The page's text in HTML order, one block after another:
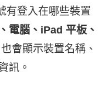
有登入在哪些裝置
電腦、iPad 平板、
會顯示裝置名稱、
訊。